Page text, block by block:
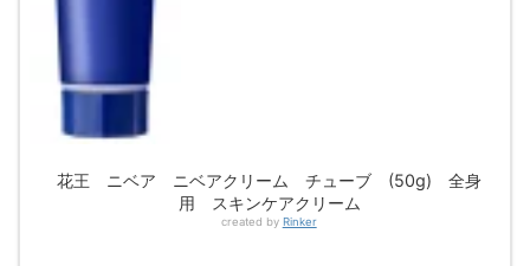
花王 ニベア ニベアクリーム チューブ (50g) 全身
用 スキンケアクリーム
created by Rinker